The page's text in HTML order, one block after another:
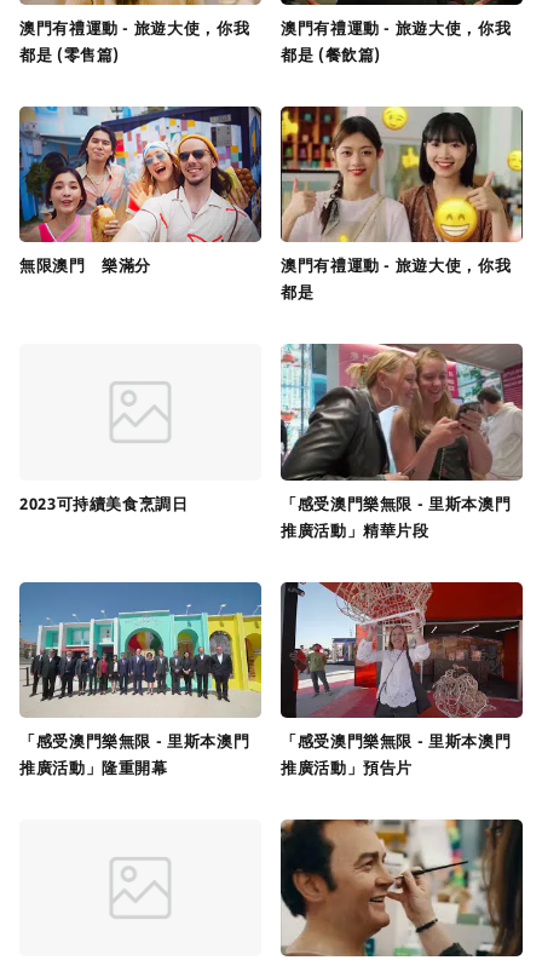
澳門有禮運動 - 旅遊大使，你我
都是 (零售篇)
澳門有禮運動 - 旅遊大使，你我
都是 (餐飲篇)
無限澳門 樂滿分
澳門有禮運動 - 旅遊大使，你我
都是
2023可持續美食烹調日
「感受澳門樂無限 - 里斯本澳門
推廣活動」精華片段
「感受澳門樂無限 - 里斯本澳門
推廣活動」隆重開幕
「感受澳門樂無限 - 里斯本澳門
推廣活動」預告片